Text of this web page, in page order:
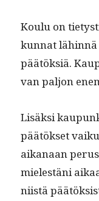
Koulu on
kun­nat
päätök­siä.
van paljon
Lisäk­si
päätök­set
aikanaan
mielestäni
niistä